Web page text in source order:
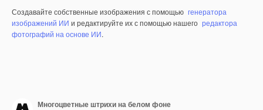
Создавайте собственные изображения с помощью генератора
изображений ИИ и редактируйте их с помощью нашего редактора
фотографий на основе ИИ.
Многоцветные штрихи на белом фоне